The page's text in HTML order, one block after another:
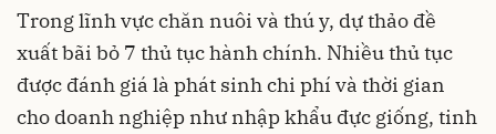
Trong lĩnh vực chăn nuôi và thú y, dự thảo đề
xuất bãi bỏ 7 thủ tục hành chính. Nhiều thủ tục
được đánh giá là phát sinh chi phí và thời gian
cho doanh nghiệp như nhập khẩu đực giống, tinh